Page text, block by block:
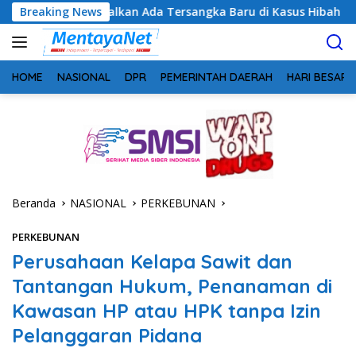
Langsung
ke
konten
Breaking News
Ada Tersangka Baru di Kasus Hibah Rp40 Miliar
HOME NASIONAL DPR PEMERINTAH DAERAH HARI BESAR
Beranda NASIONAL PERKEBUNAN
PERKEBUNAN
Perusahaan Kelapa Sawit dan
Tantangan Hukum, Penanaman di
Kawasan HP atau HPK tanpa Izin
Pelanggaran Pidana